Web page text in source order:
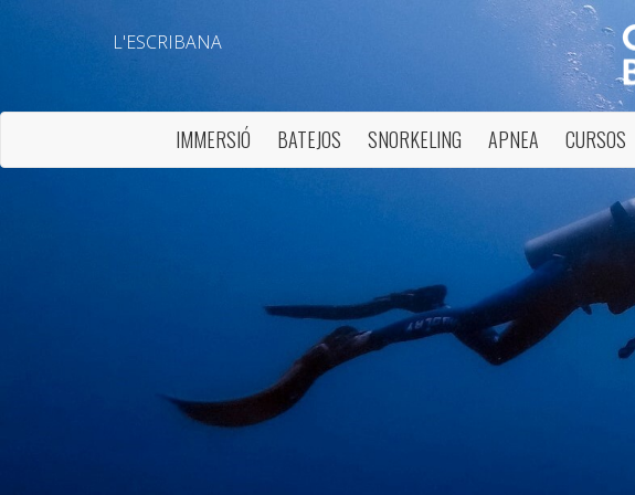
L'ESCRIBANA
IMMERSIÓ BATEJOS SNORKELING APNEA CURSOS
Modificar cookies